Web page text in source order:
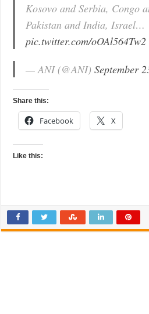
Kosovo and Serbia, Congo
Pakistan and India, Israel…
pic.twitter.com/oOAl564Tw2
— ANI (@ANI)September
Share this:
Facebook X
Like this: